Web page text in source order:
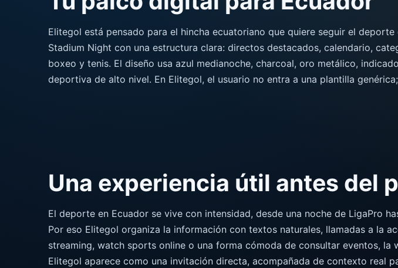
Elitegol está pensado para el hincha ecuatoriano que quiere seguir el
Stadium Night con una estructura clara: directos destacados, calendario,
boxeo y tenis. El diseño usa azul medianoche, charcoal, oro metálico,
deportiva de alto nivel. En Elitegol, el usuario no entra a una plantilla
Una experiencia útil antes del
El deporte en Ecuador se vive con intensidad, desde una noche de LigaPro
Por eso Elitegol organiza la información con textos naturales, llamadas a la
streaming, watch sports online o una forma cómoda de consultar eventos,
Elitegol aparece como una invitación directa, acompañada de contexto real